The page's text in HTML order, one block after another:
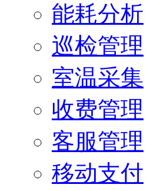
能耗分析
巡检管理
室温采集
收费管理
客服管理
移动支付